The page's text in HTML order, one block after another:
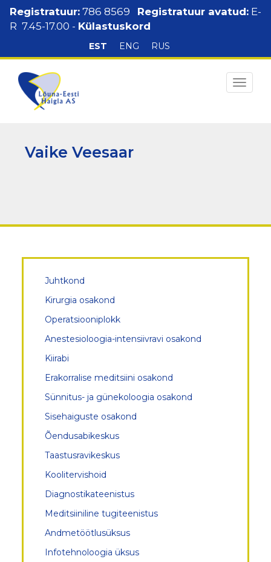
Liigu
edasi
Registratuur: 786 8569 Registratuur avatud: E-
R 7.45-17.00 - Külastuskord
Keelte
valik
EST ENG RUS
Vaike Veesaar
Töötajad
Juhtkond
Kirurgia osakond
Operatsiooniplokk
Anestesioloogia-intensiivravi osakond
Kiirabi
Erakorralise meditsiini osakond
Sünnitus- ja günekoloogia osakond
Sisehaiguste osakond
Õendusabikeskus
Taastusravikeskus
Koolitervishoid
Diagnostikateenistus
Meditsiiniline tugiteenistus
Andmetöötlusüksus
Infotehnoloogia üksus